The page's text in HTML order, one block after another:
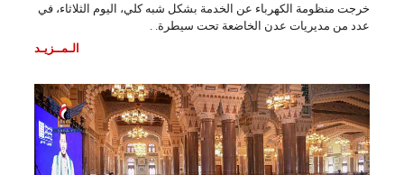
خرجت منظومة الكهرباء عن الخدمة بشكل شبه كلي، اليوم الثلاثاء، في
عدد من مديريات عدن الخاضعة تحت سيطرة. .
الـمــزيـد